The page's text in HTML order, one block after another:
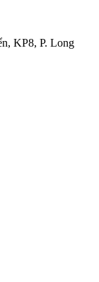
KP8, P. Long